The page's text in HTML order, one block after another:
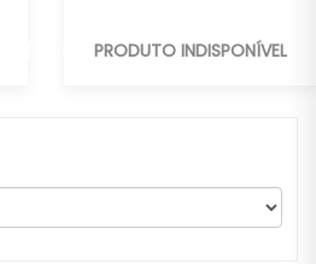
PRODUTO INDISPONÍVEL